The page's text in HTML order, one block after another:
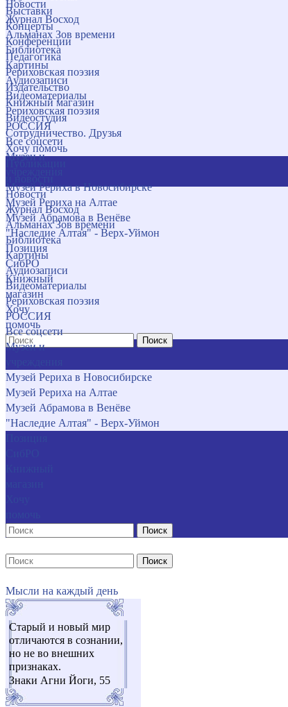
Новости
Журнал Восход
Альманах Зов времени
Библиотека
Картины
Аудиозаписи
Видеоматериалы
Рериховская поэзия
РОССИЯ
Все соцсети
Музеи и
Музей Рериха в Новосибирске
Музей Рериха на Алтае
Музей Абрамова в Венёве
"Наследие Алтая" - Верх-Уймон
Позиция
СибРО
Книжный
магазин
Хочу
помочь
Поиск
Выставки
Концерты
Конференции
Педагогика
Рериховская поэзия
Издательство
Книжный магазин
Видеостудия
Сотрудничество. Друзья
Хочу помочь
Новости
Журнал Восход
Альманах Зов времени
Библиотека
Картины
Аудиозаписи
Видеоматериалы
Рериховская поэзия
РОССИЯ
Все соцсети
Музеи и
Музей Рериха в Новосибирске
Музей Рериха на Алтае
Музей Абрамова в Венёве
"Наследие Алтая" - Верх-Уймон
Поиск
Поиск
Мысли на каждый день
Старый и новый мир
отличаются в сознании,
но не во внешних
признаках.
Знаки Агни Йоги, 55